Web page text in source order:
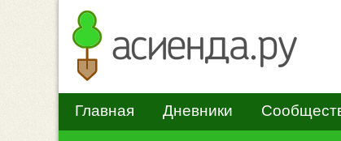
Главная Дневники